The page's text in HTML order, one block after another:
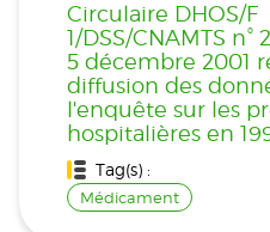
Circulaire DHOS/F
1/DSS/CNAMTS n°
5 décembre 2001
diffusion des
l'enquête sur les
hospitalières en
Tag(s) :
Médicament